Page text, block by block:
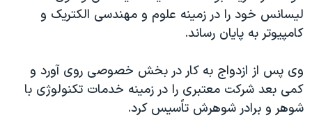
اعتراضات مردمی آبان ۹۸
نرگس محمدی برنده جایزه نوبل صلح
همایش محافظه‌کاران آمریکا «سی‌پک»
لیسانس خود را در زمینه علوم و مهندسی الکتریک و
کامپیوتر به پایان رساند.
وی پس از ازدواج به کار در بخش خصوصی روی آورد و
کمی بعد شرکت معتبری را در زمینه خدمات تکنولوژی با
شوهر و برادر شوهرش تاًسیس کرد.